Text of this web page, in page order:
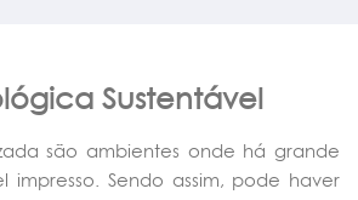
Sustentável
são ambientes onde há grande
impresso. Sendo assim, pode haver